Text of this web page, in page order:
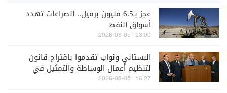
عجز بـ6.5 مليون برميل.. الصراعات تهدد
أسواق النفط
23:00 | 2026-08-05
البستاني ونواب تقدموا باقتراح قانون
لتنظيم أعمال الوساطة والتمثيل في
مجال التأمين
16:27 | 2026-08-05